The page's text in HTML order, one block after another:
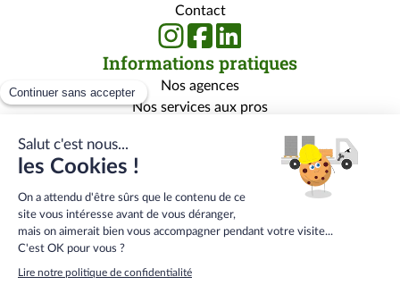
Contact
Informations pratiques
Nos agences
Nos services aux pros
Rejoignez-nous
Qui sommes-nous ?
Carrière
Centre de formation